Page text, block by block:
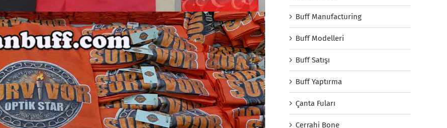
Buff Manufacturing
Buff Modelleri
Buff Satışı
Buff Yaptırma
Çanta Fuları
Cerrahi Bone